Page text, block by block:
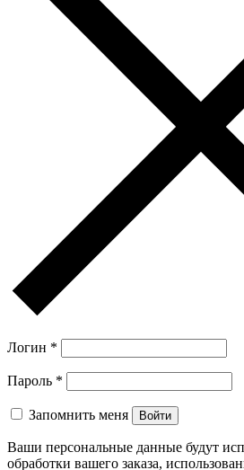
Логин *
Пароль *
Запомнить меня Войти
Ваши персональные данные будут
обработки вашего заказа,